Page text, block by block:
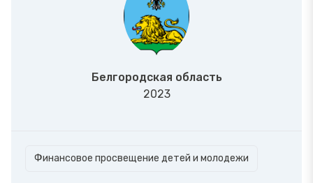
Белгородская область
2023
Финансовое просвещение детей и молодежи